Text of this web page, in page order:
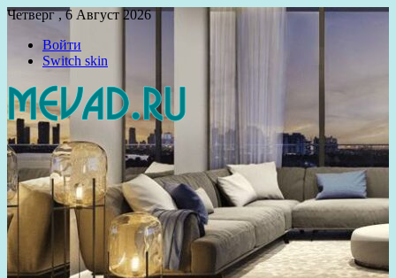
Четверг , 6 Август 2026
Войти
Switch skin